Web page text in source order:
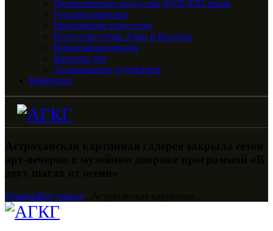
Отечественное искусство XVII-XXI веков
Русский авангард
Европейское искусство
Искусство стран Азии и Востока
Книжная коллекция
Картина дня
Астраханские художники
Конкурсы
ГлавнаяВсе записи